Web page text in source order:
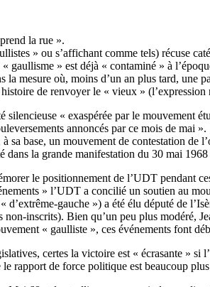
la rue ».
» ou s’affichant comme tels) récuse
gaullisme » est déjà « contaminé » à
la mesure où, moins d’un an plus tard,
de renvoyer le « vieux » (l’expression
silencieuse « exaspérée par le mouvement
annoncés par ce mois de mai ».
sa base, un mouvement de contestation
dans la grande manifestation du 30 mai 1968
le positionnement de l’UDT pendant
» l’UDT a concilié un soutien au
gauche ») a été élu député de
non-inscrits). Bien qu’un peu plus modéré,
« gaulliste », ces événements font
certes la victoire est « écrasante » si
rapport de force politique est beaucoup